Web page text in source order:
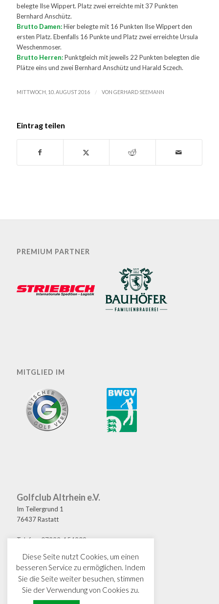
belegte Ilse Wippert. Platz zwei erreichte mit 37 Punkten
Bernhard Anschütz.
Brutto Damen:Hier belegte mit 16 Punkten Ilse Wippert den
ersten Platz. Ebenfalls 16 Punkte und Platz zwei erreichte Ursula
Weschenmoser.
Brutto Herren:Punktgleich mit jeweils 22 Punkten belegten die
Plätze eins und zwei Bernhard Anschütz und Harald Sczech.
MITTWOCH, 10. AUGUST 2016 / VON GERHARD SEEMANN
Eintrag teilen
PREMIUM PARTNER
MITGLIED IM
Golfclub Altrhein e.V.
Im Teilergrund 1
76437 Rastatt
Telefon: 07222-154209
E-Mail: golf@gcaltrhein.de
Diese Seite nutzt Cookies, um einen
besseren Service zu ermöglichen. Indem
Sie die Seite weiter besuchen, stimmen
Sie der Verwendung von Cookies zu.